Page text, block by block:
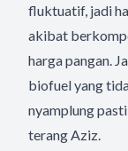
fluktuatif, jadi
akibat
harga pangan.
biofuel yang
nyamplung
terang Aziz.